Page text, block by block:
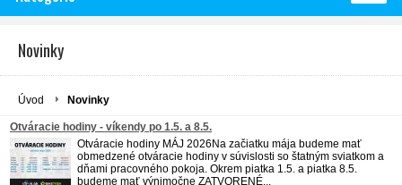
Novinky
Úvod Novinky
Otváracie hodiny - víkendy po 1.5. a 8.5.
Otváracie hodiny MÁJ 2026Na začiatku mája budeme mať
obmedzené otváracie hodiny v súvislosti so štatným sviatkom a
dňami pracovného pokoja. Okrem piatka 1.5. a piatka 8.5.
budeme mať výnimočne ZATVORENÉ...